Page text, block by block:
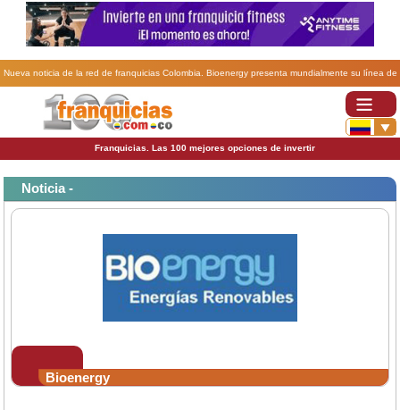
Nueva noticia de la red de franquicias Colombia. Bioenergy presenta mundialmente su línea de
bicis eléctricas en Colombia y Grecia.
Franquicias. Las 100 mejores opciones de invertir
Noticia -
Bioenergy